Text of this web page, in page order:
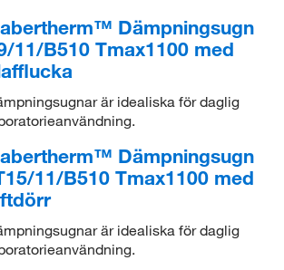
Dämpningsugn
11/B510 Tmax1100 med
är idealiska för daglig
Dämpningsugn
11/B510 Tmax1100 med
är idealiska för daglig